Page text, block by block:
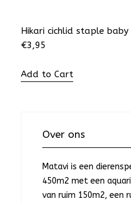
Hikari cichlid staple baby
€3,95
Add to Cart
Over ons
Matavi is een
450m2 met een
van ruim 150m2, een